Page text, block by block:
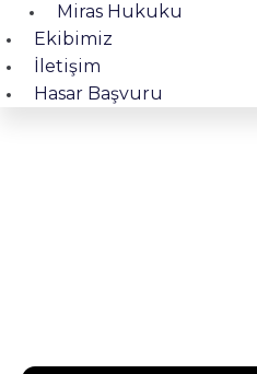
Miras Hukuku
Ekibimiz
İletişim
Hasar Başvuru